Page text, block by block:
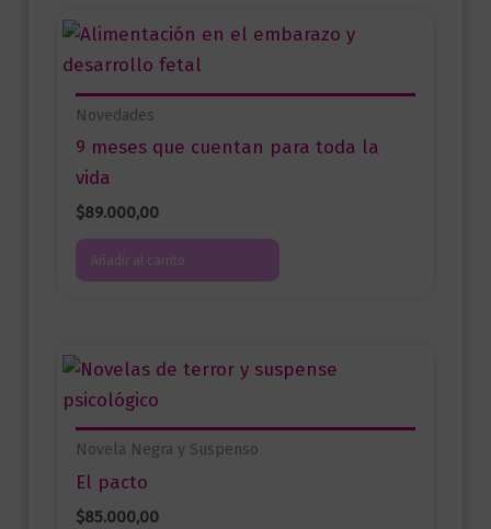
Novedades
9 meses que cuentan para toda la
vida
$89.000,00
Añadir al carrito
Novela Negra y Suspenso
El pacto
$85.000,00